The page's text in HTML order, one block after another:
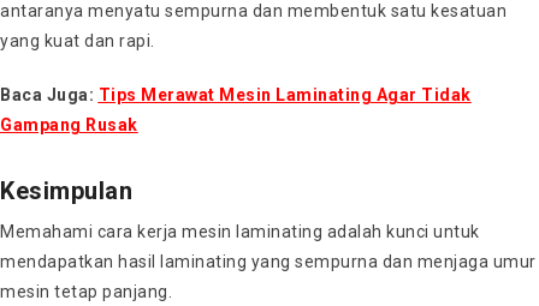
antaranya menyatu sempurna dan membentuk satu kesatuan
yang kuat dan rapi.
Baca Juga: Tips Merawat Mesin Laminating Agar Tidak
Gampang Rusak
Kesimpulan
Memahami cara kerja mesin laminating adalah kunci untuk
mendapatkan hasil laminating yang sempurna dan menjaga umur
mesin tetap panjang.